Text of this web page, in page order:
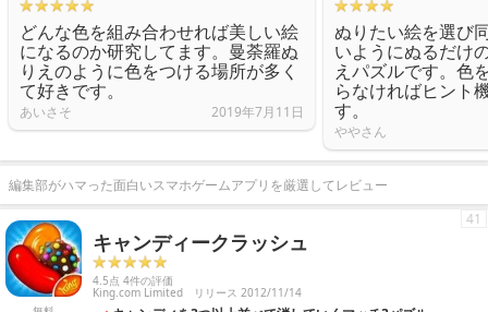
どんな色を組み合わせれば美しい絵
になるのか研究してます。曼荼羅ぬ
りえのように色をつける場所が多く
て好きです。
あいさそ 2019年7月11日
ぬりたい絵を選び
いようにぬるだけ
えパズルです。色
らなければヒント
す。
ややさん
編集部がハマった面白いスマホゲームアプリを厳選してレビュー
キャンディークラッシュ
4.5点 4件の評価
King.com Limited リリース 2012/11/14
41